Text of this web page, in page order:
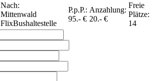
Nach:
Mittenwald
FlixBushaltestelle
P.p.P.:
95.- €
Anzahlung:
20.- €
Freie
Plätze:
14